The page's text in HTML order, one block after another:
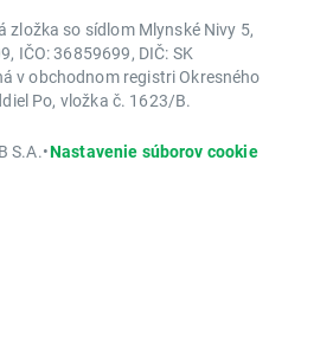
zložka so sídlom Mlynské Nivy 5,
IČO: 36859699, DIČ: SK
v obchodnom registri Okresného
Po, vložka č. 1623/B.
S.A.•Nastavenie súborov cookie